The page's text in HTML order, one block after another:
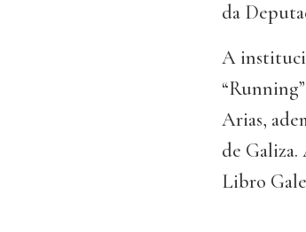
da
A
Arias,
de Galiza.
Libro